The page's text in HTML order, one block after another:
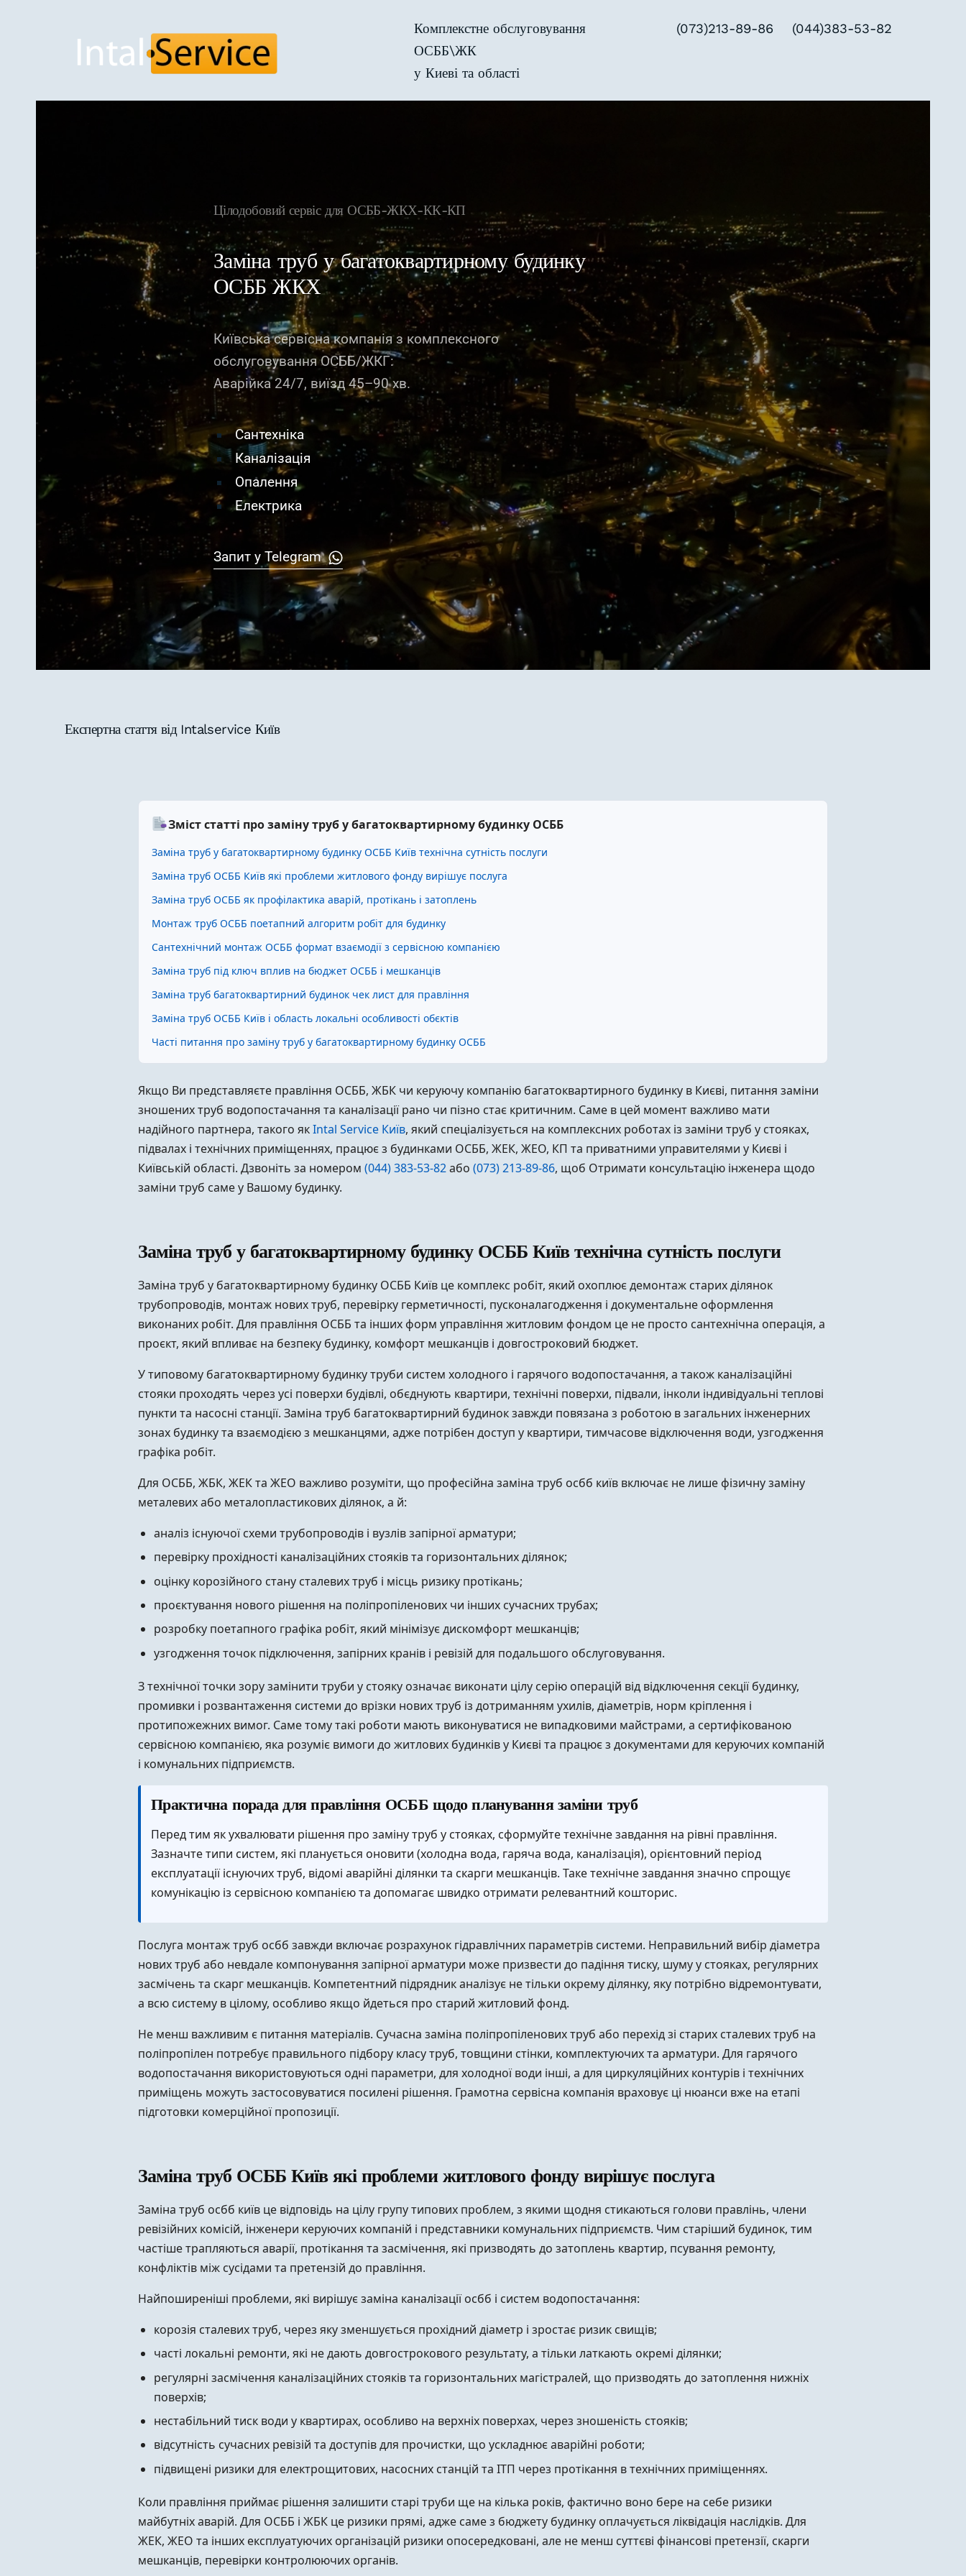
Skip to main content
Комплекстне обслуговування
ОСББ\ЖК
у Киеві та області
(073)213-89-86 (044)383-53-82
Цілодобовий сервіс для ОСББ-ЖКХ-КК-КП
Заміна труб у багатоквартирному будинку
ОСББ ЖКХ
Київська сервісна компанія з комплексного
обслуговування ОСББ/ЖКГ:
Аварійка 24/7, виїзд 45–90 хв.
Сантехніка
Каналізація
Опалення
Електрика
Запит у Telegram
Експертна стаття від Intalservice Київ
Зміст статті про заміну труб у багатоквартирному будинку ОСББ
Заміна труб у багатоквартирному будинку ОСББ Київ технічна сутність послуги
Заміна труб ОСББ Київ які проблеми житлового фонду вирішує послуга
Заміна труб ОСББ як профілактика аварій, протікань і затоплень
Монтаж труб ОСББ поетапний алгоритм робіт для будинку
Сантехнічний монтаж ОСББ формат взаємодії з сервісною компанією
Заміна труб під ключ вплив на бюджет ОСББ і мешканців
Заміна труб багатоквартирний будинок чек лист для правління
Заміна труб ОСББ Київ і область локальні особливості обєктів
Часті питання про заміну труб у багатоквартирному будинку ОСББ
Якщо Ви представляєте правління ОСББ, ЖБК чи керуючу компанію багатоквартирного будинку в Києві, питання заміни
зношених труб водопостачання та каналізації рано чи пізно стає критичним. Саме в цей момент важливо мати
надійного партнера, такого якIntal Service Київ, який спеціалізується на комплексних роботах із заміни труб у стояках,
підвалах і технічних приміщеннях, працює з будинками ОСББ, ЖЕК, ЖЕО, КП та приватними управителями у Києві і
Київській області. Дзвоніть за номером (044) 383-53-82або (073) 213-89-86, щоб Отримати консультацію інженера щодо
заміни труб саме у Вашому будинку.
Заміна труб у багатоквартирному будинку ОСББ Київ технічна сутність послуги
Заміна труб у багатоквартирному будинку ОСББ Київ це комплекс робіт, який охоплює демонтаж старих ділянок
трубопроводів, монтаж нових труб, перевірку герметичності, пусконалагодження і документальне оформлення
виконаних робіт. Для правління ОСББ та інших форм управління житловим фондом це не просто сантехнічна операція, а
проєкт, який впливає на безпеку будинку, комфорт мешканців і довгостроковий бюджет.
У типовому багатоквартирному будинку труби систем холодного і гарячого водопостачання, а також каналізаційні
стояки проходять через усі поверхи будівлі, обєднують квартири, технічні поверхи, підвали, інколи індивідуальні теплові
пункти та насосні станції. Заміна труб багатоквартирний будинок завжди повязана з роботою в загальних інженерних
зонах будинку та взаємодією з мешканцями, адже потрібен доступ у квартири, тимчасове відключення води, узгодження
графіка робіт.
Для ОСББ, ЖБК, ЖЕК та ЖЕО важливо розуміти, що професійна заміна труб осбб київ включає не лише фізичну заміну
металевих або металопластикових ділянок, а й:
аналіз існуючої схеми трубопроводів і вузлів запірної арматури;
перевірку прохідності каналізаційних стояків та горизонтальних ділянок;
оцінку корозійного стану сталевих труб і місць ризику протікань;
проєктування нового рішення на поліпропіленових чи інших сучасних трубах;
розробку поетапного графіка робіт, який мінімізує дискомфорт мешканців;
узгодження точок підключення, запірних кранів і ревізій для подальшого обслуговування.
З технічної точки зору замінити труби у стояку означає виконати цілу серію операцій від відключення секції будинку,
промивки і розвантаження системи до врізки нових труб із дотриманням ухилів, діаметрів, норм кріплення і
протипожежних вимог. Саме тому такі роботи мають виконуватися не випадковими майстрами, а сертифікованою
сервісною компанією, яка розуміє вимоги до житлових будинків у Києві та працює з документами для керуючих компаній
і комунальних підприємств.
Практична порада для правління ОСББ щодо планування заміни труб
Перед тим як ухвалювати рішення про заміну труб у стояках, сформуйте технічне завдання на рівні правління.
Зазначте типи систем, які планується оновити (холодна вода, гаряча вода, каналізація), орієнтовний період
експлуатації існуючих труб, відомі аварійні ділянки та скарги мешканців. Таке технічне завдання значно спрощує
комунікацію із сервісною компанією та допомагає швидко отримати релевантний кошторис.
Послуга монтаж труб осбб завжди включає розрахунок гідравлічних параметрів системи. Неправильний вибір діаметра
нових труб або невдале компонування запірної арматури може призвести до падіння тиску, шуму у стояках, регулярних
засмічень та скарг мешканців. Компетентний підрядник аналізує не тільки окрему ділянку, яку потрібно відремонтувати,
а всю систему в цілому, особливо якщо йдеться про старий житловий фонд.
Не менш важливим є питання матеріалів. Сучасна заміна поліпропіленових труб або перехід зі старих сталевих труб на
поліпропілен потребує правильного підбору класу труб, товщини стінки, комплектуючих та арматури. Для гарячого
водопостачання використовуються одні параметри, для холодної води інші, а для циркуляційних контурів і технічних
приміщень можуть застосовуватися посилені рішення. Грамотна сервісна компанія враховує ці нюанси вже на етапі
підготовки комерційної пропозиції.
Заміна труб ОСББ Київ які проблеми житлового фонду вирішує послуга
Заміна труб осбб київ це відповідь на цілу групу типових проблем, з якими щодня стикаються голови правлінь, члени
ревізійних комісій, інженери керуючих компаній і представники комунальних підприємств. Чим старіший будинок, тим
частіше трапляються аварії, протікання та засмічення, які призводять до затоплень квартир, псування ремонту,
конфліктів між сусідами та претензій до правління.
Найпоширеніші проблеми, які вирішує заміна каналізації осбб і систем водопостачання:
корозія сталевих труб, через яку зменшується прохідний діаметр і зростає ризик свищів;
часті локальні ремонти, які не дають довгострокового результату, а тільки латкають окремі ділянки;
регулярні засмічення каналізаційних стояків та горизонтальних магістралей, що призводять до затоплення нижніх
поверхів;
нестабільний тиск води у квартирах, особливо на верхніх поверхах, через зношеність стояків;
відсутність сучасних ревізій та доступів для прочистки, що ускладнює аварійні роботи;
підвищені ризики для електрощитових, насосних станцій та ІТП через протікання в технічних приміщеннях.
Коли правління приймає рішення залишити старі труби ще на кілька років, фактично воно бере на себе ризики
майбутніх аварій. Для ОСББ і ЖБК це ризики прямі, адже саме з бюджету будинку оплачується ліквідація наслідків. Для
ЖЕК, ЖЕО та інших експлуатуючих організацій ризики опосередковані, але не менш суттєві фінансові претензії, скарги
мешканців, перевірки контролюючих органів.